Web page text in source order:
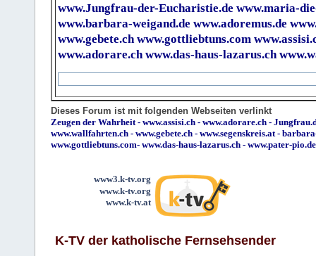
www.Jungfrau-der-Eucharistie.de www.maria-
www.barbara-weigand.de www.adoremus.de
www.gebete.ch www.gottliebtuns.com
www.adorare.ch www.das-haus-lazarus.ch
Dieses Forum ist mit folgenden Webseiten verlinkt
Zeugen der Wahrheit- www.assisi.ch - www.adorare.ch -
www.wallfahrten.ch - www.gebete.ch - www.segenskreis.at-
www.gottliebtuns.com- www.das-haus-lazarus.ch - www.pater-pio.de
www3.k-tv.org
www.k-tv.org
www.k-tv.at
K-TV der katholische Fernsehsender